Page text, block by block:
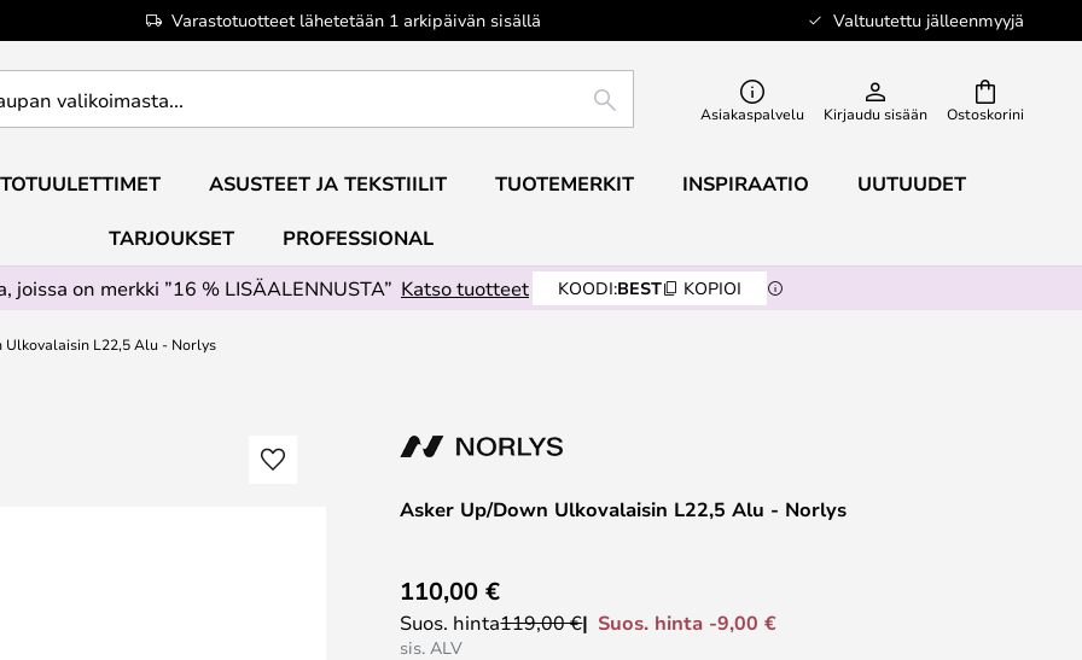
Varastotuotteet lähetetään 1 arkipäivän sisällä Valtuutettu jälleenmyyjä
Ostoskorini
ETSI Asiakaspalvelu Kirjaudu sisään
ASUSTEET JA TEKSTIILIT TUOTEMERKIT INSPIRAATIO UUTUUDET
TARJOUKSET
PROFESSIONAL
joissa on merkki ”16 % LISÄALENNUSTA” Katso tuotteet KOODI:BEST KOPIOI
Ulkovalaisin L22,5 Alu - Norlys
Asker Up/Down Ulkovalaisin L22,5 Alu - Norlys
110,00 €
Suos. hinta119,00 € Suos. hinta -9,00 €
sis. ALV